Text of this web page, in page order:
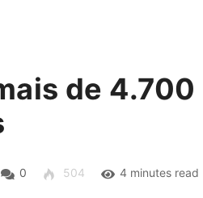
de 4.700
0 504 4 minutes read